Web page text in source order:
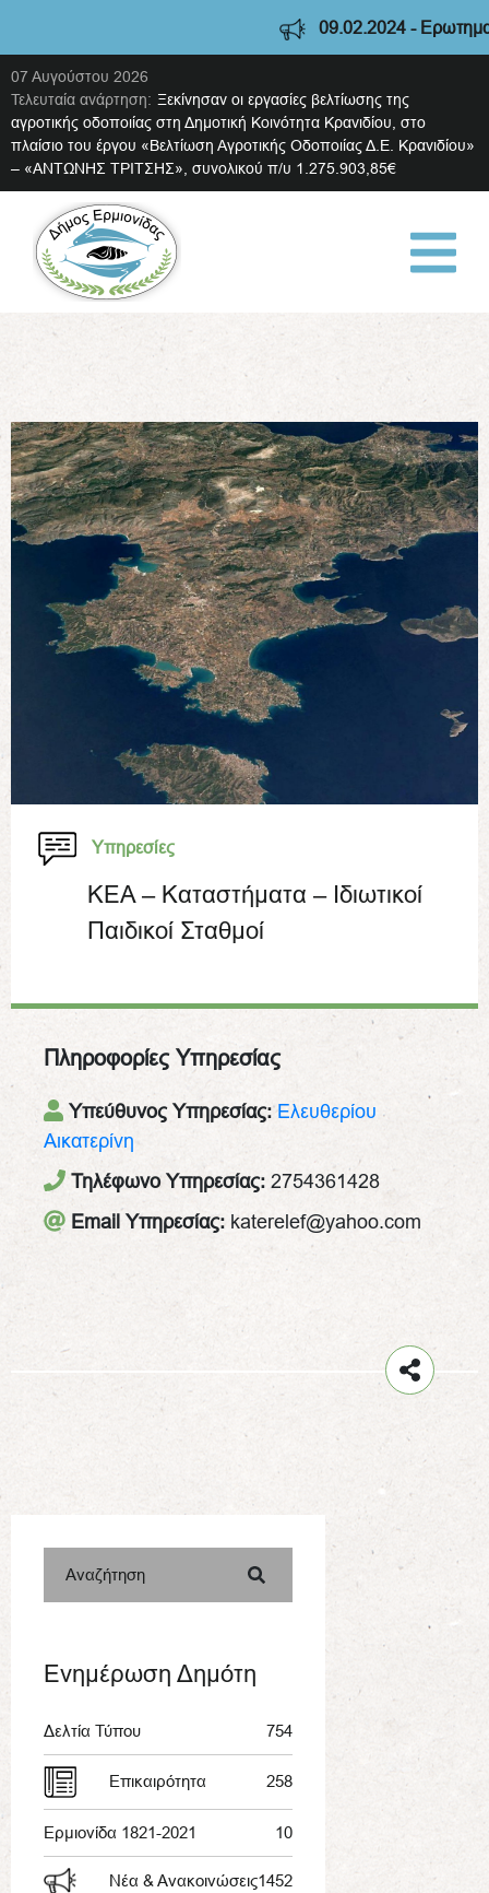
09.02.2024 -
07 Αυγούστου 2026
Τελευταία ανάρτηση: Ξεκίνησαν οι εργασίες βελτίωσης της
αγροτικής οδοποιίας στη Δημοτική Κοινότητα Κρανιδίου, στο
πλαίσιο του έργου «Βελτίωση Αγροτικής Οδοποιίας Δ.Ε. Κρανιδίου»
– «ΑΝΤΩΝΗΣ ΤΡΙΤΣΗΣ», συνολικού π/υ 1.275.903,85€
Υπηρεσίες
ΚΕΑ – Καταστήματα – Ιδιωτικοί
Παιδικοί Σταθμοί
Πληροφορίες Υπηρεσίας
Υπεύθυνος Υπηρεσίας:Ελευθερίου
Αικατερίνη
Τηλέφωνο Υπηρεσίας: 2754361428
Email Υπηρεσίας: katerelef@yahoo.com
Αναζήτηση
Ενημέρωση Δημότη
Δελτία Τύπου 754
Επικαιρότητα 258
Ερμιονίδα 1821-2021 10
Νέα & Ανακοινώσεις1452